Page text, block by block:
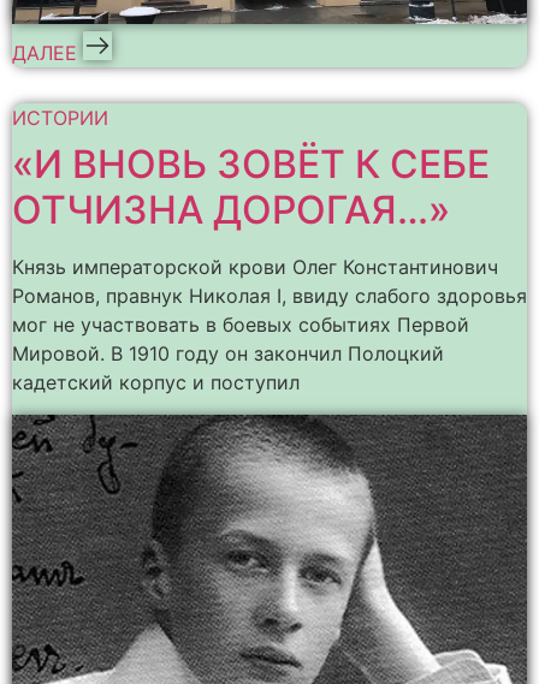
ДАЛЕЕ
ИСТОРИИ
«И ВНОВЬ ЗОВЁТ К СЕБЕ
ОТЧИЗНА ДОРОГАЯ…»
Князь императорской крови Олег Константинович
Романов, правнук Николая I, ввиду слабого здоровья
мог не участвовать в боевых событиях Первой
Мировой. В 1910 году он закончил Полоцкий
кадетский корпус и поступил